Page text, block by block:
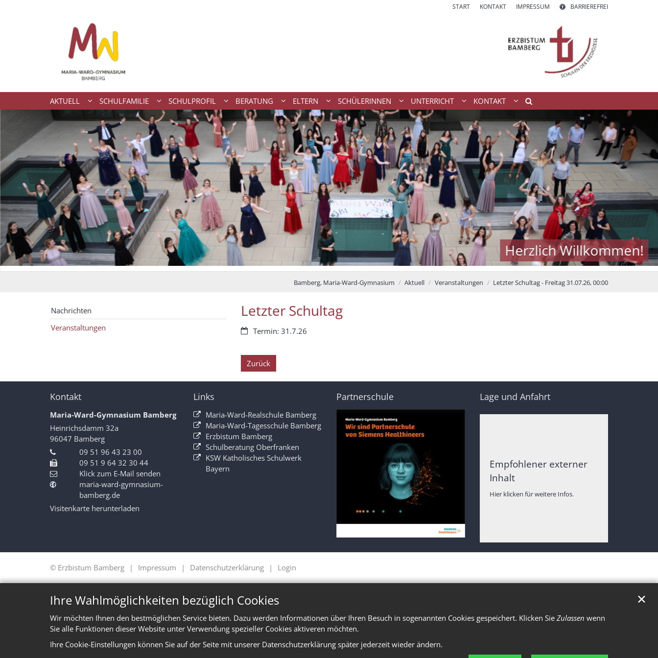
Ihre Wahlmöglichkeiten bezüglich Cookies
Wir möchten Ihnen den bestmöglichen Service bieten. Dazu werden Informationen über Ihren Besuch in sogenannten Cookies gespeichert. Klicken Sie Zulassen wenn
Sie alle Funktionen dieser Website unter Verwendung spezieller Cookies aktiveren möchten.
Ihre Cookie-Einstellungen können Sie auf der Seite mit unserer Datenschutzerklärung später jederzeit wieder ändern.
✕
START KONTAKT IMPRESSUM BARRIEREFREI
AKTUELL SCHULFAMILIE SCHULPROFIL BERATUNG ELTERN SCHÜLERINNEN UNTERRICHT KONTAKT
Herzlich Willkommen!
Bamberg, Maria-Ward-Gymnasium Aktuell Veranstaltungen Letzter Schultag - Freitag 31.07.26, 00:00
Letzter Schultag
Datum:Termin: 31.7.26
Zurück
Nachrichten
Veranstaltungen
Kontakt
Maria-Ward-Gymnasium Bamberg
Heinrichsdamm 32a
96047 Bamberg
09 51 96 43 23 00
09 51 9 64 32 30 44
Klick zum E-Mail senden
maria-ward-gymnasium-
bamberg.de
Visitenkarte herunterladen
Links
Maria-Ward-Realschule Bamberg
Maria-Ward-Tagesschule Bamberg
Erzbistum Bamberg
Schulberatung Oberfranken
KSW Katholisches Schulwerk
Bayern
Partnerschule Lage und Anfahrt
Empfohlener externer
Inhalt
Hier klicken für weitere Infos.
© Erzbistum Bamberg Impressum Datenschutzerklärung Login